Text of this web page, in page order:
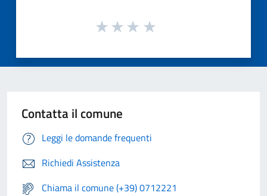
Contatta il comune
Leggi le domande frequenti
Richiedi Assistenza
Chiama il comune (+39) 0712221